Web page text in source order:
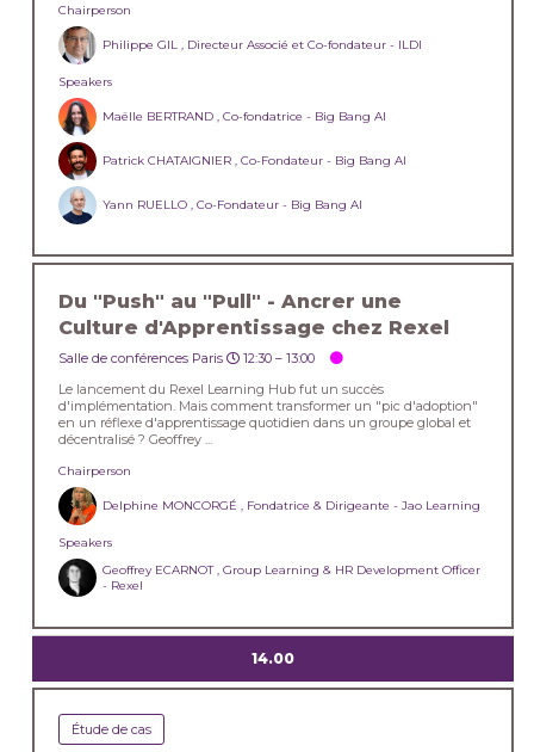
Chairperson
Philippe GIL , Directeur Associé et Co-fondateur - ILDI
Speakers
Maëlle BERTRAND , Co-fondatrice - Big Bang AI
Patrick CHATAIGNIER , Co-Fondateur - Big Bang AI
Yann RUELLO , Co-Fondateur - Big Bang AI
Du "Push" au "Pull" - Ancrer une
Culture d'Apprentissage chez Rexel
Salle de conférences Paris 12:30 –13:00
Le lancement du Rexel Learning Hub fut un succès
d'implémentation. Mais comment transformer un "pic d'adoption"
en un réflexe d'apprentissage quotidien dans un groupe global et
décentralisé ? Geoffrey ...
Chairperson
Delphine MONCORGÉ , Fondatrice & Dirigeante - Jao Learning
Speakers
Geoffrey ECARNOT , Group Learning & HR Development Officer
- Rexel
14.00
Étude de cas